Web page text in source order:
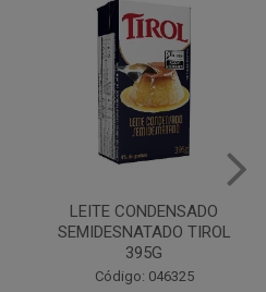
CHANTILINHO EM PO 400G
MIX
Código: 037442